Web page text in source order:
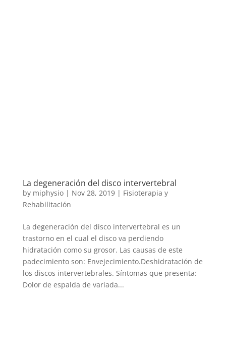
La degeneración del disco intervertebral
by miphysio| Nov 28, 2019| Fisioterapia y
Rehabilitación
La degeneración del disco intervertebral es un
trastorno en el cual el disco va perdiendo
hidratación como su grosor. Las causas de este
padecimiento son: Envejecimiento.Deshidratación de
los discos intervertebrales. Síntomas que presenta:
Dolor de espalda de variada...